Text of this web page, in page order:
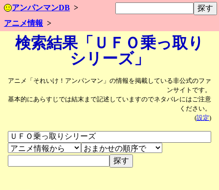
アンパンマンDB
アニメ情報
検索結果「ＵＦＯ乗っ取り
シリーズ」
アニメ「それいけ！アンパンマン」の情報を掲載している非公式のファ
ンサイトです。
基本的にあらすじでは結末まで記述していますのでネタバレにはご注意
ください。
(設定)